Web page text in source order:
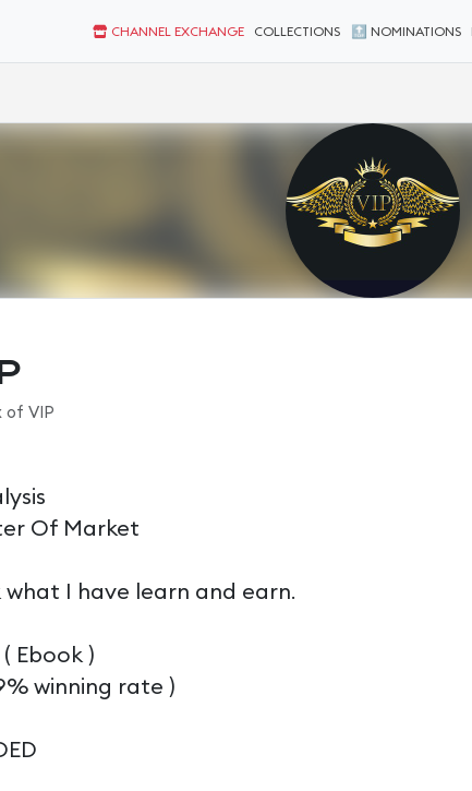
CHANNEL EXCHANGE COLLECTIONS 🔝 NOMINATIONS
of VIP
Of Market
what I have learn and earn.
( Ebook )
winning rate )